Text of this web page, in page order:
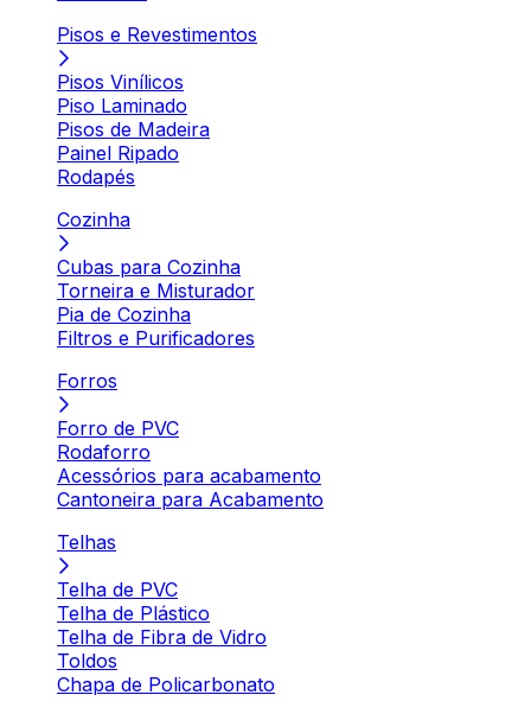
Pisos e Revestimentos
Pisos Vinílicos
Piso Laminado
Pisos de Madeira
Painel Ripado
Rodapés
Cozinha
Cubas para Cozinha
Torneira e Misturador
Pia de Cozinha
Filtros e Purificadores
Forros
Forro de PVC
Rodaforro
Acessórios para acabamento
Cantoneira para Acabamento
Telhas
Telha de PVC
Telha de Plástico
Telha de Fibra de Vidro
Toldos
Chapa de Policarbonato